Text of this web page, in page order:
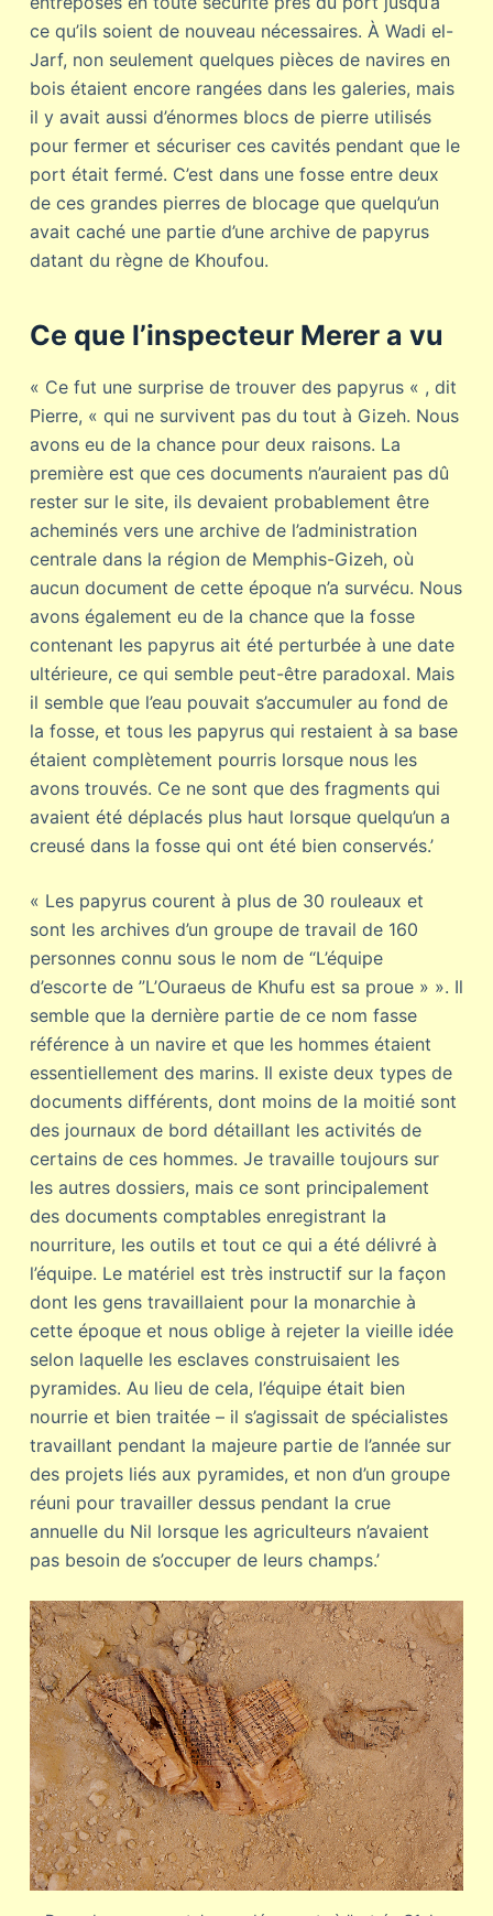
ce qu’ils soient de nouveau nécessaires. À Wadi el-
Jarf, non seulement quelques pièces de navires en
bois étaient encore rangées dans les galeries, mais
il y avait aussi d’énormes blocs de pierre utilisés
pour fermer et sécuriser ces cavités pendant que le
port était fermé. C’est dans une fosse entre deux
de ces grandes pierres de blocage que quelqu’un
avait caché une partie d’une archive de papyrus
datant du règne de Khoufou.
Ce que l’inspecteur Merer a vu
« Ce fut une surprise de trouver des papyrus « , dit
Pierre, « qui ne survivent pas du tout à Gizeh. Nous
avons eu de la chance pour deux raisons. La
première est que ces documents n’auraient pas dû
rester sur le site, ils devaient probablement être
acheminés vers une archive de l’administration
centrale dans la région de Memphis-Gizeh, où
aucun document de cette époque n’a survécu. Nous
avons également eu de la chance que la fosse
contenant les papyrus ait été perturbée à une date
ultérieure, ce qui semble peut-être paradoxal. Mais
il semble que l’eau pouvait s’accumuler au fond de
la fosse, et tous les papyrus qui restaient à sa base
étaient complètement pourris lorsque nous les
avons trouvés. Ce ne sont que des fragments qui
avaient été déplacés plus haut lorsque quelqu’un a
creusé dans la fosse qui ont été bien conservés.’
« Les papyrus courent à plus de 30 rouleaux et
sont les archives d’un groupe de travail de 160
personnes connu sous le nom de “L’équipe
d’escorte de ”L’Ouraeus de Khufu est sa proue » ». Il
semble que la dernière partie de ce nom fasse
référence à un navire et que les hommes étaient
essentiellement des marins. Il existe deux types de
documents différents, dont moins de la moitié sont
des journaux de bord détaillant les activités de
certains de ces hommes. Je travaille toujours sur
les autres dossiers, mais ce sont principalement
des documents comptables enregistrant la
nourriture, les outils et tout ce qui a été délivré à
l’équipe. Le matériel est très instructif sur la façon
dont les gens travaillaient pour la monarchie à
cette époque et nous oblige à rejeter la vieille idée
selon laquelle les esclaves construisaient les
pyramides. Au lieu de cela, l’équipe était bien
nourrie et bien traitée – il s’agissait de spécialistes
travaillant pendant la majeure partie de l’année sur
des projets liés aux pyramides, et non d’un groupe
réuni pour travailler dessus pendant la crue
annuelle du Nil lorsque les agriculteurs n’avaient
pas besoin de s’occuper de leurs champs.’